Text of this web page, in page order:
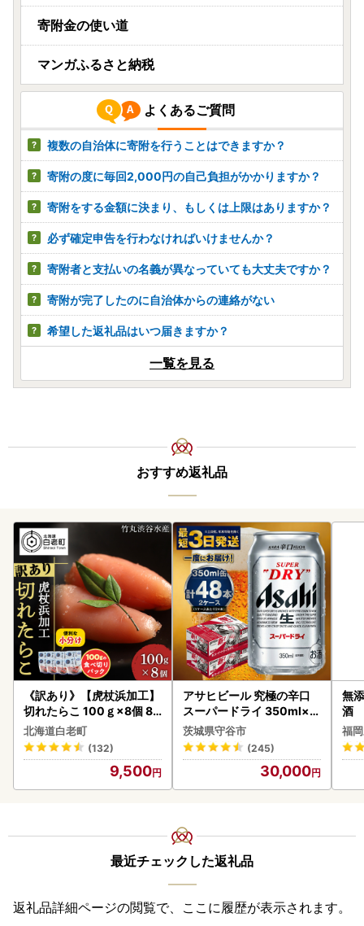
寄附金の使い道
マンガふるさと納税
よくあるご質問
複数の自治体に寄附を行うことはできますか？
寄附の度に毎回2,000円の自己負担がかかりますか？
寄附をする金額に決まり、もしくは上限はありますか？
必ず確定申告を行わなければいけませんか？
寄附者と支払いの名義が異なっていても大丈夫ですか？
寄附が完了したのに自治体からの連絡がない
希望した返礼品はいつ届きますか？
一覧を見る
おすすめ返礼品
《訳あり》【虎杖浜加工】
切れたらこ 100ｇ×8個 80
0g AK081
北海道白老町
(132)
9,500
アサヒビール 究極の辛口
スーパードライ 350ml×4
8本 ビール
茨城県守谷市
(245)
30,000
無
酒
福
最近チェックした返礼品
返礼品詳細ページの閲覧で、ここに履歴が表示されます。